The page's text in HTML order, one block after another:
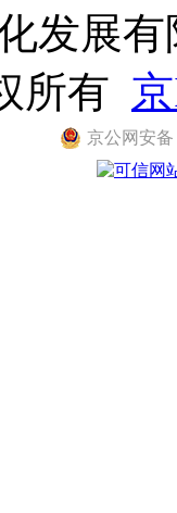
发展
所有
京公网安备